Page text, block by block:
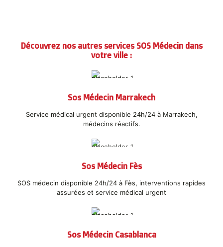
Découvrez nos autres services SOS Médecin dans
votre ville :
Sos Médecin Marrakech
Service médical urgent disponible 24h/24 à Marrakech,
médecins réactifs.
Sos Médecin Fès
SOS médecin disponible 24h/24 à Fès, interventions rapides
assurées et service médical urgent
Sos Médecin Casablanca